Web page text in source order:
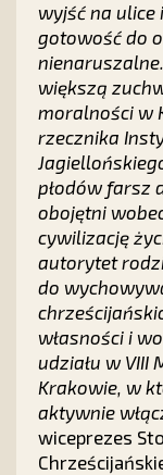
wyjść na ulice
gotowość do
większą
moralności w
rzecznika
płodów farsz
obojętni
cywilizację
autorytet
do
własności i
udziału w VIII
Krakowie, w
aktywnie
wiceprezes